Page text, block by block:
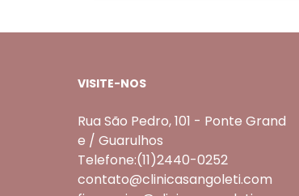
VISITE-NOS
Rua São Pedro, 101 - Ponte Grand
e / Guarulhos
Telefone:(11)2440-0252
contato@clinicasangoleti.com